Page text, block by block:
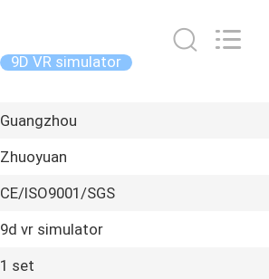
9D VR simulator
Guangzhou
Zhuoyuan
CE/ISO9001/SGS
9d vr simulator
1 set